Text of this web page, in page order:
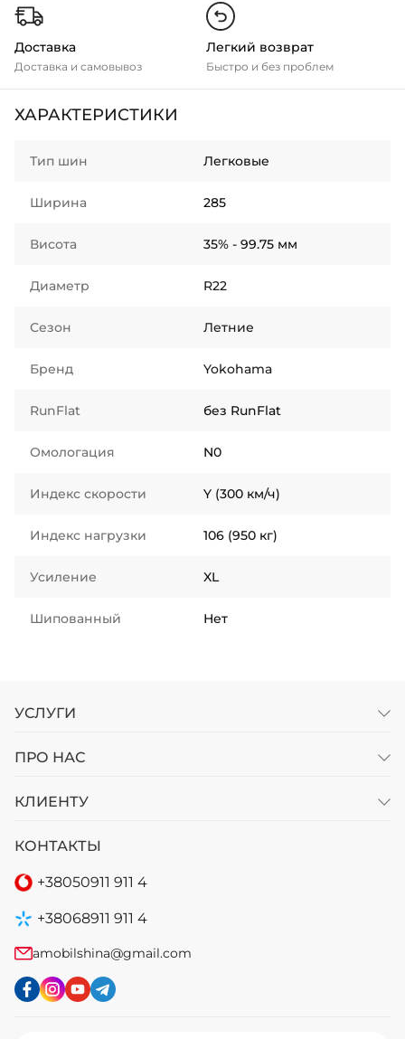
Доставка
Доставка и самовывоз
Легкий возврат
Быстро и без проблем
ХАРАКТЕРИСТИКИ
Тип шин Легковые
Ширина 285
Висота 35% - 99.75 мм
Диаметр R22
Сезон Летние
Бренд Yokohama
RunFlat без RunFlat
Омологация N0
Индекс скорости Y (300 км/ч)
Индекс нагрузки 106 (950 кг)
Усиление XL
Шипованный Нет
УСЛУГИ
ПРО НАС
КЛИЕНТУ
КОНТАКТЫ
+38050911 911 4
+38068911 911 4
amobilshina@gmail.com